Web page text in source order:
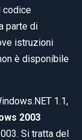
codice
parte di
istruzioni
è disponibile
1.1,
2003
Si tratta del